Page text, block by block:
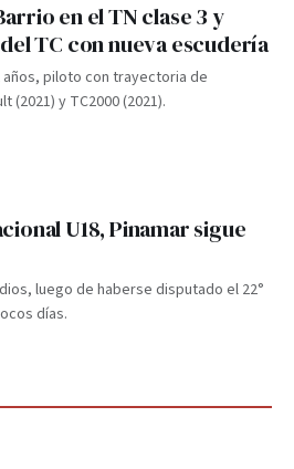
en el TN clase 3 y
TC con nueva escudería
piloto con trayectoria de
(2021) y TC2000 (2021).
U18, Pinamar sigue
luego de haberse disputado el 22°
días.